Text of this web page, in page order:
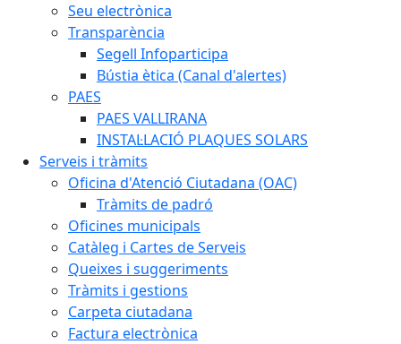
Seu electrònica
Transparència
Segell Infoparticipa
Bústia ètica (Canal d'alertes)
PAES
PAES VALLIRANA
INSTAL·LACIÓ PLAQUES SOLARS
Serveis i tràmits
Oficina d'Atenció Ciutadana (OAC)
Tràmits de padró
Oficines municipals
Catàleg i Cartes de Serveis
Queixes i suggeriments
Tràmits i gestions
Carpeta ciutadana
Factura electrònica